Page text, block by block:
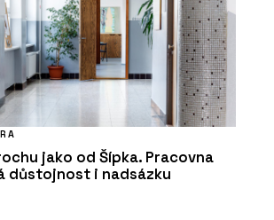
jako od Šípka. Pracovna
důstojnost i nadsázku